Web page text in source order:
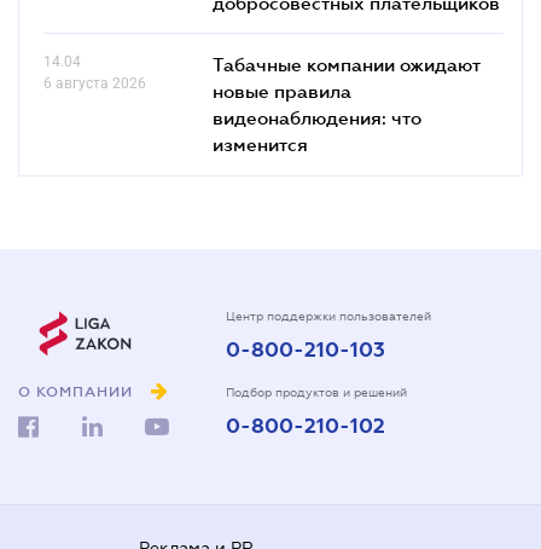
14.04
6 августа 2026
Табачные компании ожидают
новые правила
видеонаблюдения: что
изменится
О КОМПАНИИ
Центр поддержки пользователей
0-800-210-103
Подбор продуктов и решений
0-800-210-102